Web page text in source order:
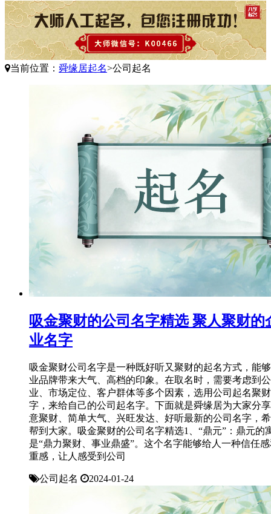
当前位置： 舜缘居起名>公司起名
吸金聚财的公司名字精选 聚人聚财的
业名字
吸金聚财公司名字是一种既好听又聚财的起名方式，能
业品牌带来大气、高档的印象。在取名时，需要考虑到
业、市场定位、客户群体等多个因素，选用公司起名聚
字，来给自己的公司起名字。下面就是舜缘居为大家分
意聚财、简单大气、兴旺发达、好听最新的公司名字，
帮到大家。吸金聚财的公司名字精选1、“鼎元”：鼎元的
是“鼎力聚财、事业鼎盛”。这个名字能够给人一种信任
重感，让人感受到公司
公司起名 2024-01-24